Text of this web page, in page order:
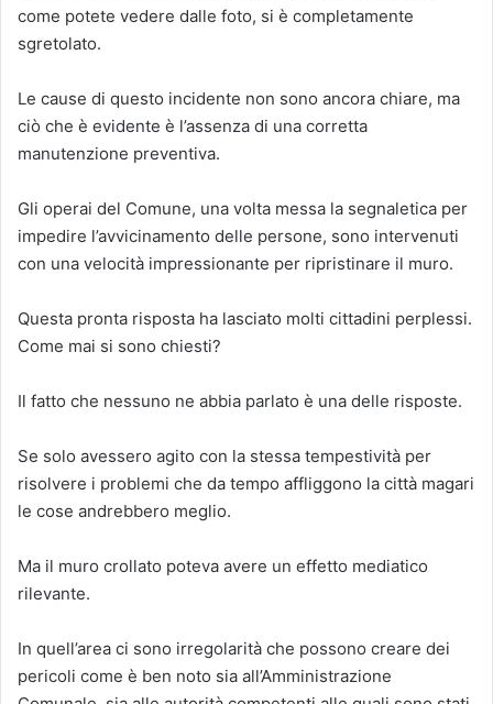
come potete vedere dalle foto, si è completamente
sgretolato.
Le cause di questo incidente non sono ancora chiare, ma
ciò che è evidente è l’assenza di una corretta
manutenzione preventiva.
Gli operai del Comune, una volta messa la segnaletica per
impedire l’avvicinamento delle persone, sono intervenuti
con una velocità impressionante per ripristinare il muro.
Questa pronta risposta ha lasciato molti cittadini perplessi.
Come mai si sono chiesti?
Il fatto che nessuno ne abbia parlato è una delle risposte.
Se solo avessero agito con la stessa tempestività per
risolvere i problemi che da tempo affliggono la città magari
le cose andrebbero meglio.
Ma il muro crollato poteva avere un effetto mediatico
rilevante.
In quell’area ci sono irregolarità che possono creare dei
pericoli come è ben noto sia all’Amministrazione